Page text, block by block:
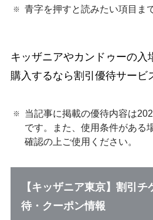
青字を押すと読みたい項目ま
キッザニアやカンドゥーの入
購入するなら割引優待サービ
当記事に掲載の優待内容は
です。また、使用条件がある
確認の上ご使用ください。
【キッザニア東京】割引チ
待・クーポン情報